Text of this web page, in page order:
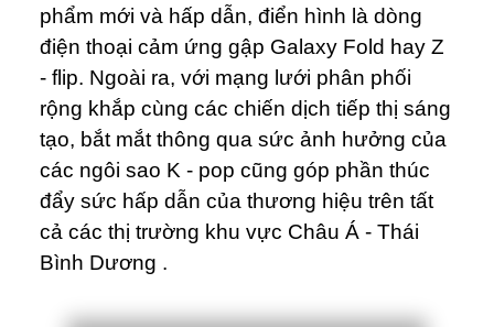
phẩm mới và hấp dẫn, điển hình là dòng
điện thoại cảm ứng gập Galaxy Fold hay Z
- flip. Ngoài ra, với mạng lưới phân phối
rộng khắp cùng các chiến dịch tiếp thị sáng
tạo, bắt mắt thông qua sức ảnh hưởng của
các ngôi sao K - pop cũng góp phần thúc
đẩy sức hấp dẫn của thương hiệu trên tất
cả các thị trường khu vực Châu Á - Thái
Bình Dương .